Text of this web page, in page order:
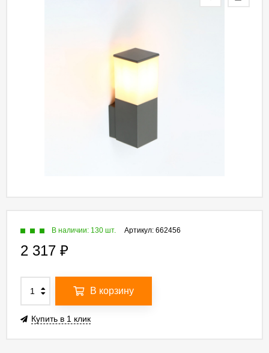
Артикул: 662456
В наличии: 130 шт.
2 317 ₽
В корзину
Купить в 1 клик